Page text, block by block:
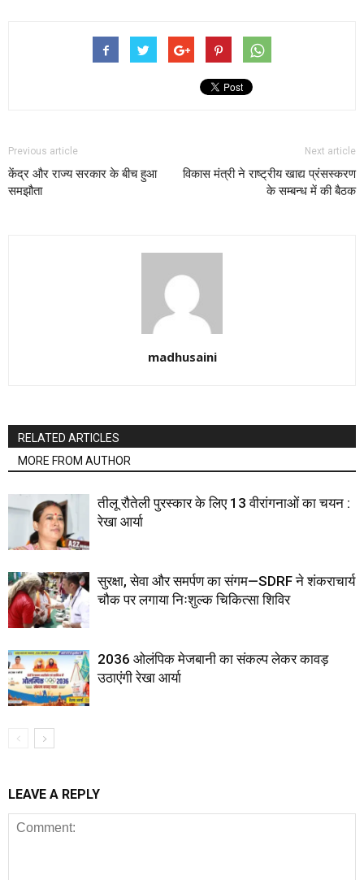
Previous article
केंद्र और राज्य सरकार के बीच हुआ
समझौता
Next article
विकास मंत्री ने राष्ट्रीय खाद्य प्रंसस्करण
के सम्बन्ध में की बैठक
madhusaini
RELATED ARTICLES
MORE FROM AUTHOR
तीलू रौतेली पुरस्कार के लिए 13 वीरांगनाओं का चयन :
रेखा आर्या
सुरक्षा, सेवा और समर्पण का संगम—SDRF ने शंकराचार्य
चौक पर लगाया निःशुल्क चिकित्सा शिविर
2036 ओलंपिक मेजबानी का संकल्प लेकर कावड़
उठाएंगी रेखा आर्या
LEAVE A REPLY